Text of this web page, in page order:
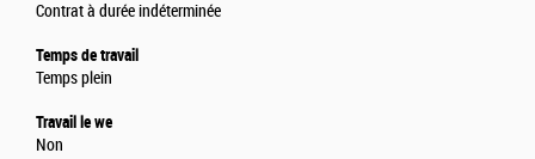
Contrat à durée indéterminée
Temps de travail
Temps plein
Travail le we
Non